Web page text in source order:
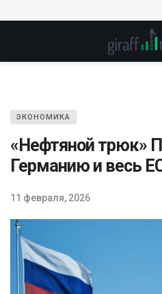
ЭКОНОМИКА
«Нефтяной трюк»
Германию и весь
11 февраля, 2026